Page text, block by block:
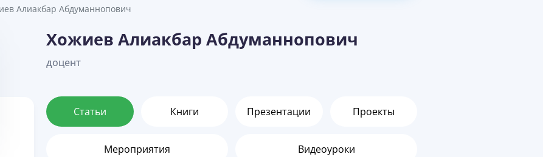
Алиакбар Абдуманнопович
Хожиев Алиакбар Абдуманнопович
доцент
Статьи Книги Презентации Проекты
Мероприятия Видеоуроки